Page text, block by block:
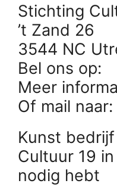
Stichting
’t Zand 26
3544 NC
Bel ons op:
Meer
Of mail naar:
Kunst
Cultuur 19
nodig hebt